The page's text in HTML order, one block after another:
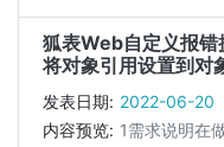
狐表Web自定义报错
将对象引用设置到对
发表日期: 2022-06-20
内容预览: 1需求说明在